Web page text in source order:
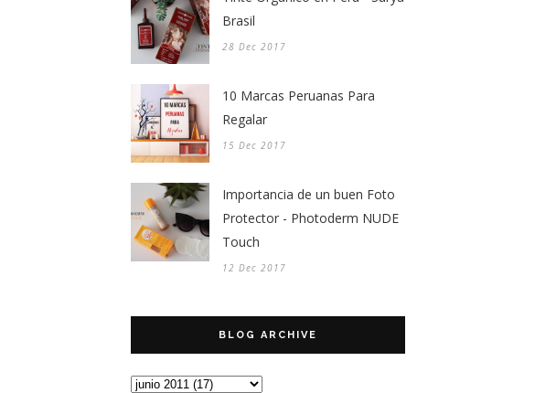
Brasil
28 Dec 2017
10 Marcas Peruanas Para
Regalar
15 Dec 2017
Importancia de un buen Foto
Protector - Photoderm NUDE
Touch
12 Dec 2017
BLOG ARCHIVE